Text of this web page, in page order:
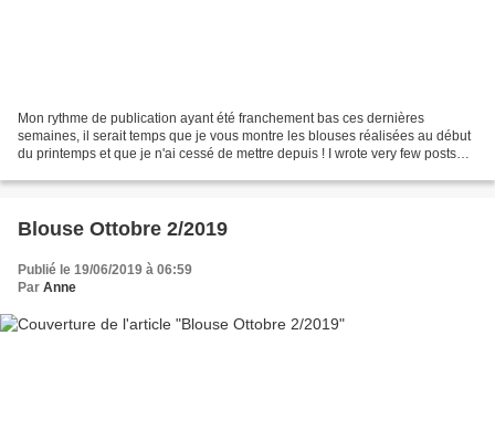
Mon rythme de publication ayant été franchement bas ces dernières
semaines, il serait temps que je vous montre les blouses réalisées au début
du printemps et que je n'ai cessé de mettre depuis ! I wrote very few posts
Blouse Ottobre 2/2019
Publié le 19/06/2019 à 06:59
Par Anne